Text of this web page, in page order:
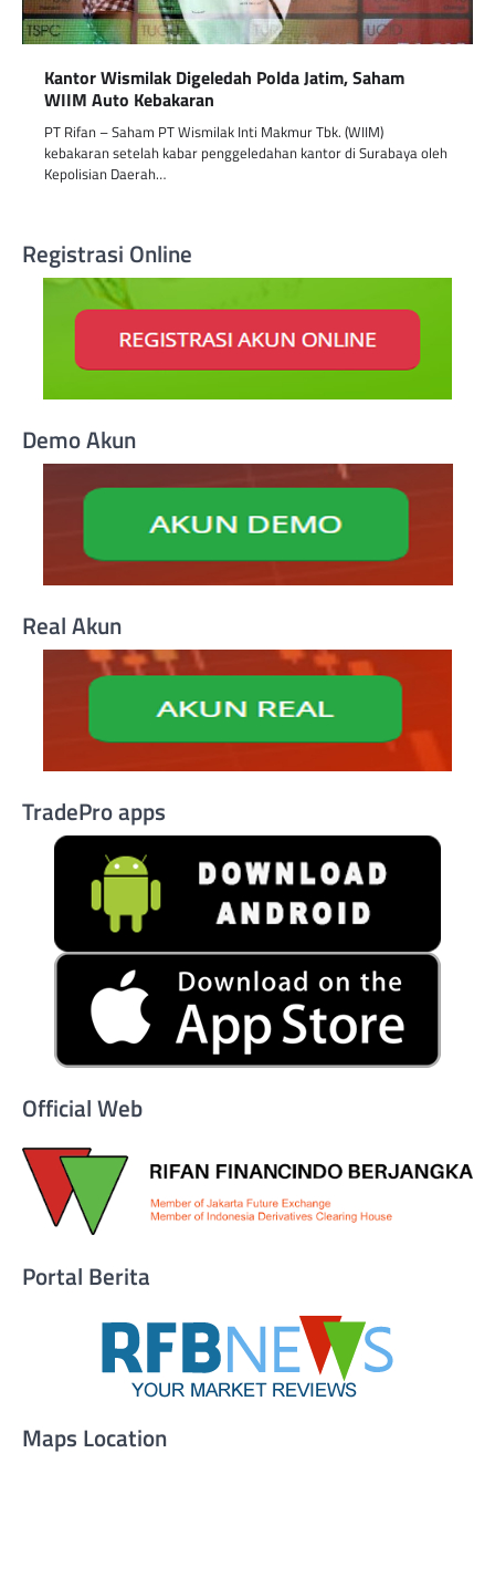
Kantor Wismilak Digeledah Polda Jatim, Saham
WIIM Auto Kebakaran
PT Rifan – Saham PT Wismilak Inti Makmur Tbk. (WIIM)
kebakaran setelah kabar penggeledahan kantor di Surabaya oleh
Kepolisian Daerah…
Registrasi Online
Demo Akun
Real Akun
TradePro apps
Official Web
Portal Berita
Maps Location